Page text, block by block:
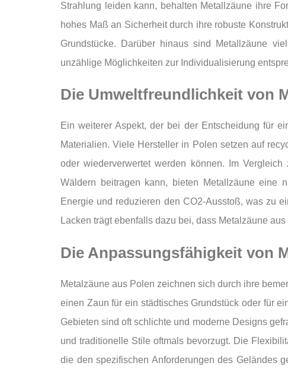
Strahlung leiden kann, behalten Metallzäune ihre
hohes Maß an Sicherheit durch ihre robuste
Grundstücke. Darüber hinaus sind Metallzäune
unzählige Möglichkeiten zur Individualisierung
Die Umweltfreundlichkeit von
Ein weiterer Aspekt, der bei der Entscheidung für
Materialien. Viele Hersteller in Polen setzen auf
oder wiederverwertet werden können. Im
Wäldern beitragen kann, bieten Metallzäune eine
Energie und reduzieren den CO2-Ausstoß, was zu
Lacken trägt ebenfalls dazu bei, dass Metalzäune
Die Anpassungsfähigkeit von
Metalzäune aus Polen zeichnen sich durch ihre
einen Zaun für ein städtisches Grundstück oder für
Gebieten sind oft schlichte und moderne Designs
und traditionelle Stile oftmals bevorzugt. Die
die den spezifischen Anforderungen des Geländes